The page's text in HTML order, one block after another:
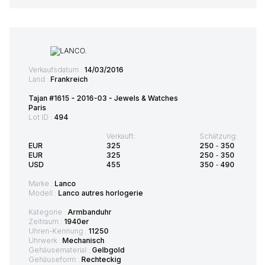
Verkaufsdatum : 14/03/2016
Land : Frankreich
Tajan #1615 - 2016-03 - Jewels & Watches
Paris
Lot ID : 494
EUR
EUR
USD
Verkauft:
325
325
455
Schätzung:
250 - 350
250 - 350
350 - 490
Marke : Lanco
Modell : Lanco autres horlogerie
Kategorie : Armbanduhr
Zeitraum : 1940er
Uhren-Kennung : 11250
Uhrwerk : Mechanisch
Gehäusematerial : Gelbgold
Gehäuseform : Rechteckig